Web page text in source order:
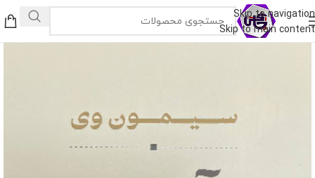
Skip to navigation
Skip to main content